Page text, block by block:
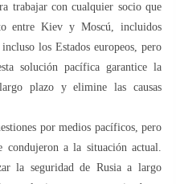
trabajar con cualquier socio que
entre Kiev y Moscú, incluidos
los Estados europeos, pero
solución pacífica garantice la
plazo y elimine las causas
por medios pacíficos, pero
condujeron a la situación actual.
la seguridad de Rusia a largo